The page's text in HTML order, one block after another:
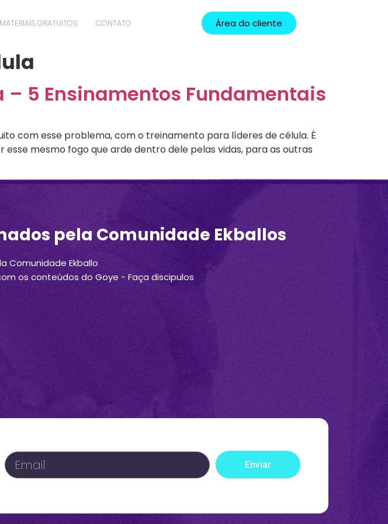
MATERIAIS GRATUITOS CONTATO Área do cliente
5 Ensinamentos Fundamentais
com esse problema, com o treinamento para líderes de célula. É
mesmo fogo que arde dentro dele pelas vidas, para as outras
pela Comunidade Ekballos
Comunidade Ekballo
os conteúdos do Goye - Faça discipulos
Enviar